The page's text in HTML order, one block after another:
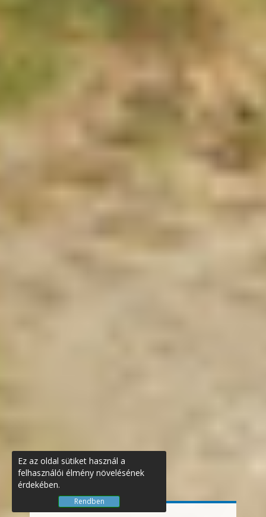
Ez az oldal sütiket használ a
felhasználói élmény növelésének
érdekében.
Rendben